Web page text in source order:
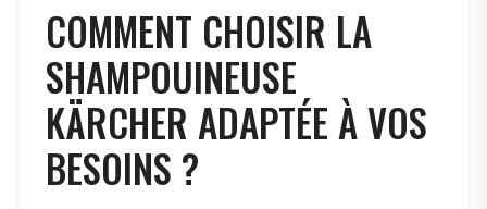
COMMENT CHOISIR LA
SHAMPOUINEUSE
KÄRCHER ADAPTÉE À VOS
BESOINS ?